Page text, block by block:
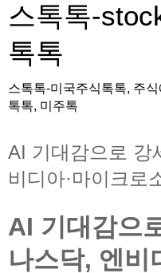
스톡톡-
톡톡
스톡톡-미국주식톡톡, 주
톡톡, 미주톡
AI 기대감으로 강
비디아·마이크로
AI 기대감으
나스닥, 엔비